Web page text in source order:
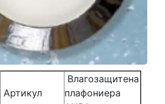
Артикул
Влагозащитена
плафониера